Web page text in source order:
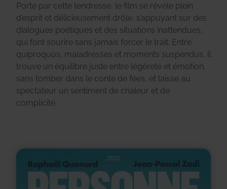
Porté par cette tendresse, le film se révèle plein
d’esprit et délicieusement drôle, s’appuyant sur des
dialogues poétiques et des situations inattendues,
qui font sourire sans jamais forcer le trait. Entre
quiproquos, maladresses et moments suspendus, il
trouve un équilibre juste entre légèreté et émotion,
sans tomber dans le conte de fées, et laisse au
spectateur un sentiment de chaleur et de
complicité.